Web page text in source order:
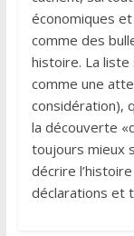
économiques
comme des
histoire. La
comme une
considération),
la découverte
toujours mieux
décrire
déclarations et